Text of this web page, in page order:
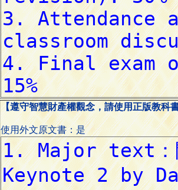
【遵守智慧財產權觀念，請使用正版教科
使用外文原文書：是